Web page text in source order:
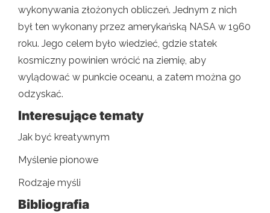
wykonywania złożonych obliczeń. Jednym z nich
był ten wykonany przez amerykańską NASA w 1960
roku. Jego celem było wiedzieć, gdzie statek
kosmiczny powinien wrócić na ziemię, aby
wylądować w punkcie oceanu, a zatem można go
odzyskać.
Interesujące tematy
Jak być kreatywnym
Myślenie pionowe
Rodzaje myśli
Bibliografia